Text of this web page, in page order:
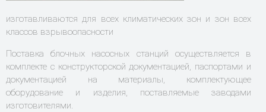
изготавливаются для всех климатических зон и зон всех
классов взрывоопасности
Поставка блочных насосных станций осуществляется в
комплекте с конструкторской документацией, паспортами и
документацией на материалы, комплектующее
оборудование и изделия, поставляемые заводами
изготовителями.